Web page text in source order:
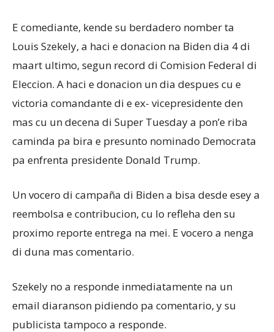
E comediante, kende su berdadero nomber ta
Louis Szekely, a haci e donacion na Biden dia 4 di
maart ultimo, segun record di Comision Federal di
Eleccion. A haci e donacion un dia despues cu e
victoria comandante di e ex- vicepresidente den
mas cu un decena di Super Tuesday a pon’e riba
caminda pa bira e presunto nominado Democrata
pa enfrenta presidente Donald Trump.
Un vocero di campaña di Biden a bisa desde esey a
reembolsa e contribucion, cu lo refleha den su
proximo reporte entrega na mei. E vocero a nenga
di duna mas comentario.
Szekely no a responde inmediatamente na un
email diaranson pidiendo pa comentario, y su
publicista tampoco a responde.